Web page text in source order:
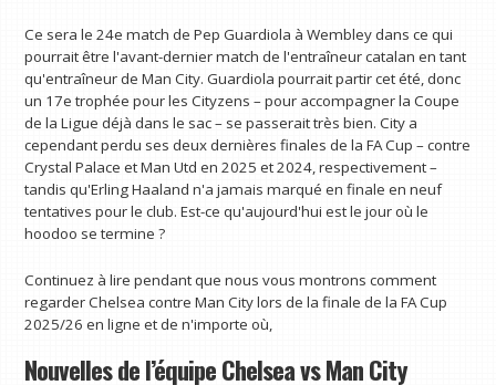
Ce sera le 24e match de Pep Guardiola à Wembley dans ce qui
pourrait être l'avant-dernier match de l'entraîneur catalan en tant
qu'entraîneur de Man City. Guardiola pourrait partir cet été, donc
un 17e trophée pour les Cityzens – pour accompagner la Coupe
de la Ligue déjà dans le sac – se passerait très bien. City a
cependant perdu ses deux dernières finales de la FA Cup – contre
Crystal Palace et Man Utd en 2025 et 2024, respectivement – ​​
tandis qu'Erling Haaland n'a jamais marqué en finale en neuf
tentatives pour le club. Est-ce qu'aujourd'hui est le jour où le
hoodoo se termine ?
Continuez à lire pendant que nous vous montrons comment
regarder Chelsea contre Man City lors de la finale de la FA Cup
2025/26 en ligne et de n'importe où,
Nouvelles de l’équipe Chelsea vs Man City